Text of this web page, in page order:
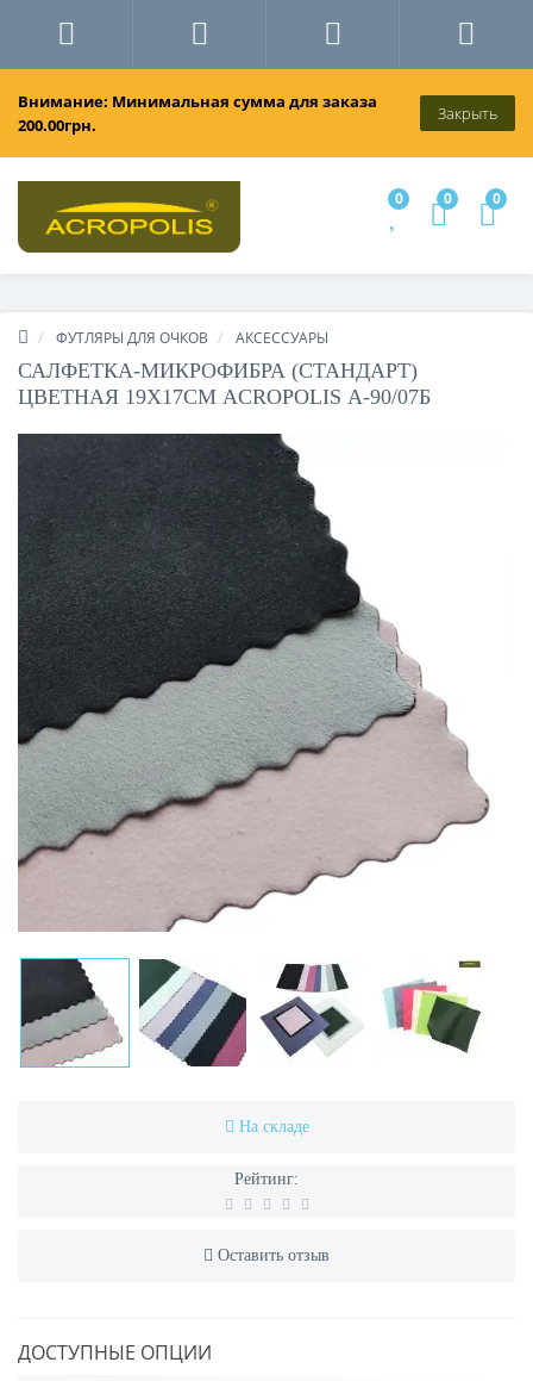
Внимание: Минимальная сумма для заказа
200.00грн.
Закрыть
0 0 0
ФУТЛЯРЫ ДЛЯ ОЧКОВ АКСЕССУАРЫ
САЛФЕТКА-МИКРОФИБРА (СТАНДАРТ)
ЦВЕТНАЯ 19Х17СМ ACROPOLIS А-90/07Б
На складе
Рейтинг:
Оставить отзыв
ДОСТУПНЫЕ ОПЦИИ